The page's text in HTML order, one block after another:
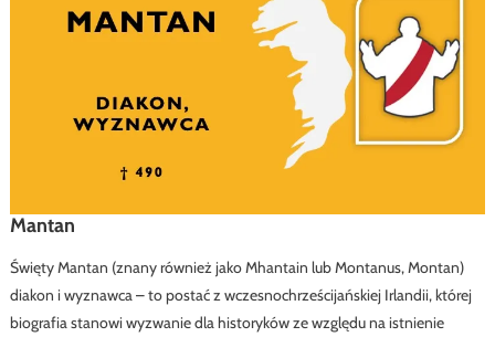
Mantan
Święty Mantan (znany również jako Mhantain lub Montanus, Montan)
diakon i wyznawca – to postać z wczesnochrześcijańskiej Irlandii, której
biografia stanowi wyzwanie dla historyków ze względu na istnienie